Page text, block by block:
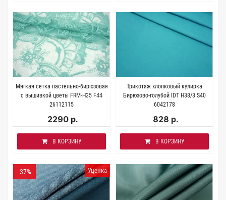
Мягкая сетка пастельно-бирюзовая
с вышивкой цветы FRM-H35 F44
26112115
2290 р.
В КОРЗИНУ
Трикотаж хлопковый кулирка
Бирюзово-голубой IDT H38/3 S40
6042178
828 р.
В КОРЗИНУ
Уценка
-37%